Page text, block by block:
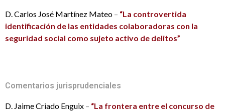
D. Carlos José Martínez Mateo – “La controvertida
identificación de las entidades colaboradoras con la
seguridad social como sujeto activo de delitos”
Comentarios jurisprudenciales
D. Jaime Criado Enguix – “La frontera entre el concurso de